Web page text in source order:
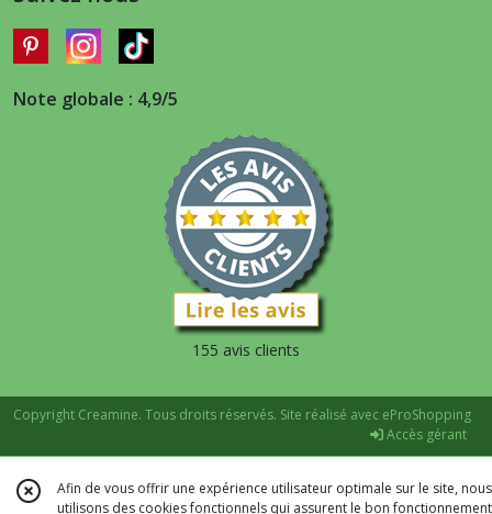
Note globale : 4,9/5
155 avis clients
Copyright Creamine. Tous droits réservés. Site réalisé avec eProShopping
Accès gérant
Afin de vous offrir une expérience utilisateur optimale sur le site, nous
utilisons des cookies fonctionnels qui assurent le bon fonctionnement